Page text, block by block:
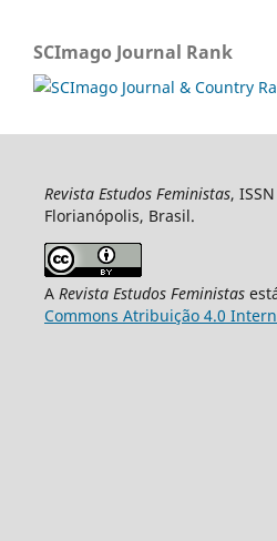
SCImago Journal Rank
Revista Estudos Feministas,
Florianópolis, Brasil.
A Revista Estudos Feministas
Commons Atribuição 4.0